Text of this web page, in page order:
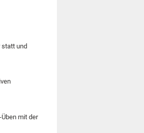
statt und
mit der